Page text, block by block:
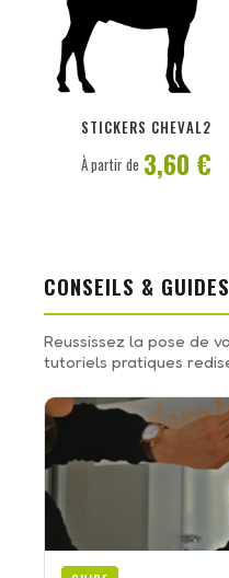
STICKERS CHEVAL2
À partir de 3,60 €
CONSEILS &
Reussissez la pose de
tutoriels pratiques